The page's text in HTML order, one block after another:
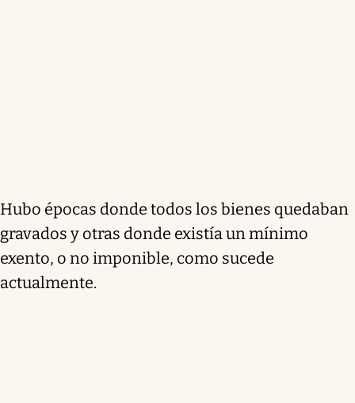
Hubo épocas donde todos los bienes quedaban
gravados y otras donde existía un mínimo
exento, o no imponible, como sucede
actualmente.